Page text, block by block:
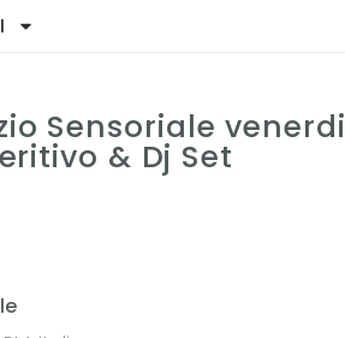
Sensoriale venerdi
& Dj Set